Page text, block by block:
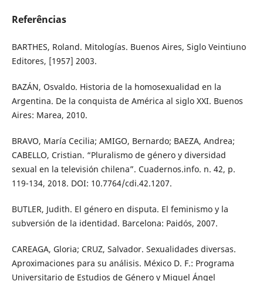
Referências
BARTHES, Roland. Mitologías. Buenos Aires, Siglo Veintiuno
Editores, [1957] 2003.
BAZÁN, Osvaldo. Historia de la homosexualidad en la
Argentina. De la conquista de América al siglo XXI. Buenos
Aires: Marea, 2010.
BRAVO, María Cecilia; AMIGO, Bernardo; BAEZA, Andrea;
CABELLO, Cristian. “Pluralismo de género y diversidad
sexual en la televisión chilena”. Cuadernos.info. n. 42, p.
119-134, 2018. DOI: 10.7764/cdi.42.1207.
BUTLER, Judith. El género en disputa. El feminismo y la
subversión de la identidad. Barcelona: Paidós, 2007.
CAREAGA, Gloria; CRUZ, Salvador. Sexualidades diversas.
Aproximaciones para su análisis. México D. F.: Programa
Universitario de Estudios de Género y Miguel Ángel